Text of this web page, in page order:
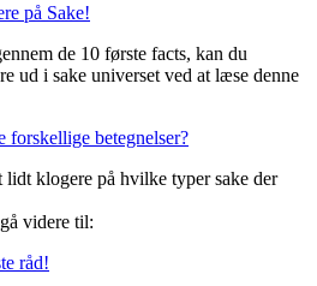
på Sake!
de 10 første facts, kan du
ud i sake universet ved at læse denne
forskellige betegnelser?
klogere på hvilke typer sake der
videre til:
råd!